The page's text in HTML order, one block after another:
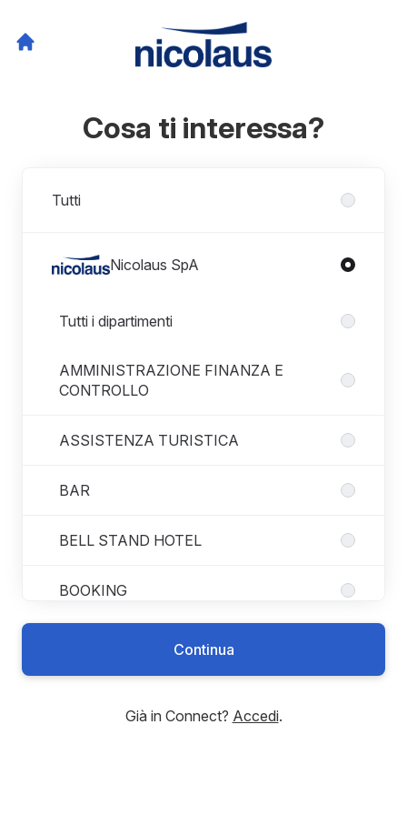
Cosa ti interessa?
Tutti
Nicolaus SpA
Tutti i dipartimenti
AMMINISTRAZIONE FINANZA E
CONTROLLO
ASSISTENZA TURISTICA
BAR
BELL STAND HOTEL
BOOKING
Continua
Già in Connect? Accedi.